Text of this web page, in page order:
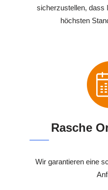
sicherzustellen, dass
höchsten
Rasche
Wir garantieren eine